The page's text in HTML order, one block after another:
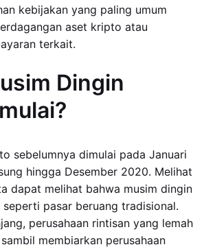
kebijakan yang paling umum
aset kripto atau
terkait.
Dingin
sebelumnya dimulai pada Januari
hingga Desember 2020. Melihat
dapat melihat bahwa musim dingin
pasar beruang tradisional.
perusahaan rintisan yang lemah
membiarkan perusahaan